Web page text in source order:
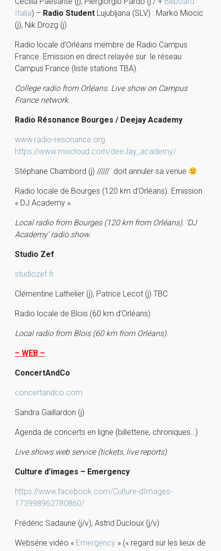
Italia) – Radio Student Lujubljana (SLV) : Marko Miocic
(j), Nik Drozg (j)
Radio locale d’Orléans membre de Radio Campus
France. Emission en direct relayée sur le réseau
Campus France (liste stations TBA).
College radio from Orléans. Live show on Campus
France network.
Radio Résonance Bourges / Deejay Academy
www.radio-resonance.org
https://www.mixcloud.com/deeJay_academy/
Stéphane Chambord (j) ////// doit annuler sa venue
Radio locale de Bourges (120 km d’Orléans). Emission
« DJ Academy ».
Local radio from Bourges (120 km from Orléans). ‘DJ
Academy’ radio show.
Studio Zef
studiozef.fr
Clémentine Lathelier (j), Patrice Lecot (j) TBC
Radio locale de Blois (60 km d’Orléans)
Local radio from Blois (60 km from Orléans).
– WEB –
ConcertAndCo
concertandco.com
Sandra Gaillardon (j)
Agenda de concerts en ligne (billetterie, chroniques…)
Live shows web service (tickets, live reports)
Culture d’images – Emergency
https://www.facebook.com/Culture-dImages-
173998962780860/
Frédéric Sadaune (j/v), Astrid Ducloux (j/v)
Websérie vidéo « Emergency » (« regard sur les lieux de